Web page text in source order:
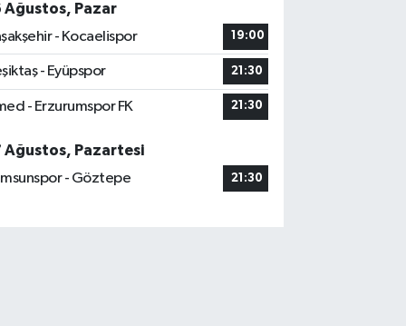
Ağustos, Pazar
- Kocaelispor
19:00
- Eyüpspor 21:30
- Erzurumspor FK 21:30
Ağustos, Pazartesi
- Göztepe
21:30